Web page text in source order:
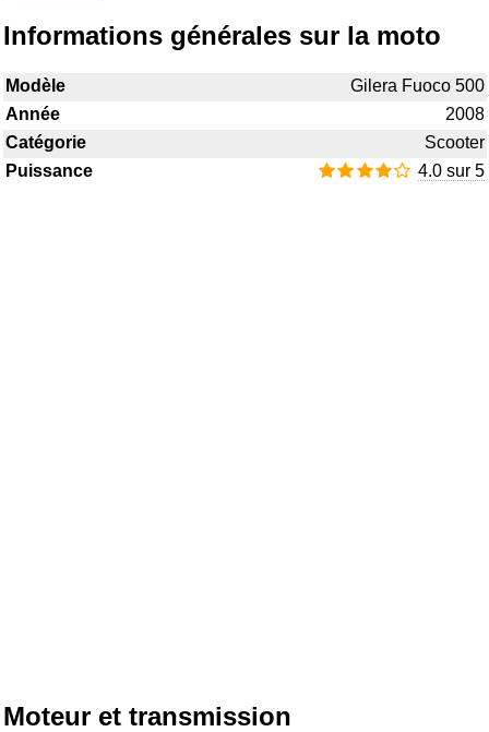
Informations générales sur la moto
Modèle
Gilera Fuoco 500
Année
2008
Catégorie
Scooter
Puissance
4.0 sur 5
Moteur et transmission